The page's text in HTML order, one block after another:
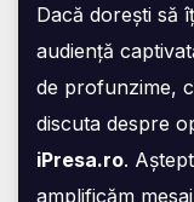
Dacă dorești să
audiență
de profunzime,
discuta despre
iPresa.ro.
amplificăm